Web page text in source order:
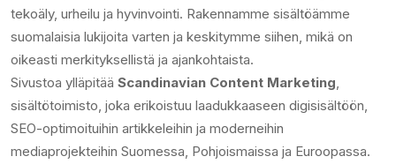
tekoäly, urheilu ja hyvinvointi. Rakennamme sisältöämme
suomalaisia lukijoita varten ja keskitymme siihen, mikä on
oikeasti merkityksellistä ja ajankohtaista.
Sivustoa ylläpitää Scandinavian Content Marketing
sisältötoimisto, joka erikoistuu laadukkaaseen digisisältöön,
SEO-optimoituihin artikkeleihin ja moderneihin
mediaprojekteihin Suomessa, Pohjoismaissa ja Euroopassa.